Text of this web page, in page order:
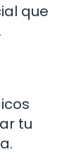
que
tu